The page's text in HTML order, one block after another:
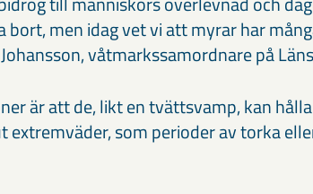
men idag vet vi att myrar har
våtmarkssamordnare på
är att de, likt en tvättsvamp, kan
extremväder, som perioder av torka